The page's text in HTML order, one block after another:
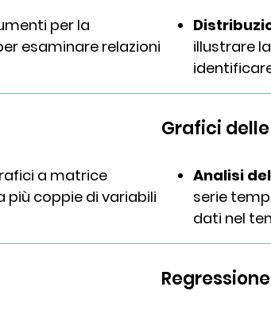
per la
esaminare relazioni
a matrice
più coppie di variabili
illustrare
Grafici
Analisi
serie
dati nel